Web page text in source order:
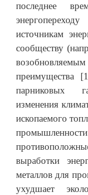
последнее
источникам
сообществу
преимущества
парниковых
изменения
ископаемого
выработки
металлов для
ухудшает